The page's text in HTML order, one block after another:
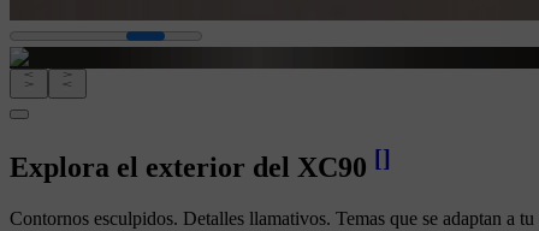
Explora el exterior del XC90 []
Contornos esculpidos. Detalles llamativos. Temas que se adaptan a tu